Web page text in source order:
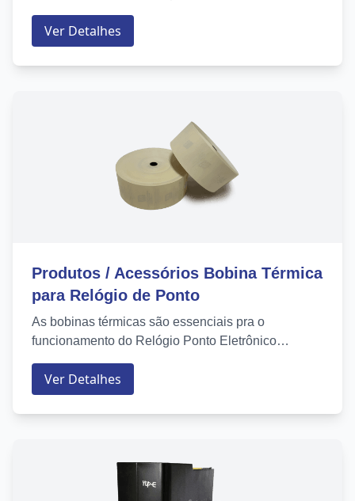
Ver Detalhes
Produtos / Acessórios Bobina Térmica
para Relógio de Ponto
As bobinas térmicas são essenciais pra o
funcionamento do Relógio Ponto Eletrônico
MTE....
Ver Detalhes